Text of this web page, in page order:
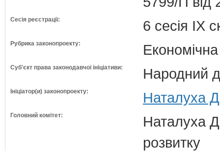
Сесія реєстрації: 6 сесія IX
Рубрика законопроекту:
Суб'єкт права законодавчої ініціативи: Народний
Ініціатор(и) законопроекту: Наталуха
Головний комітет:
Наталуха
розвитку